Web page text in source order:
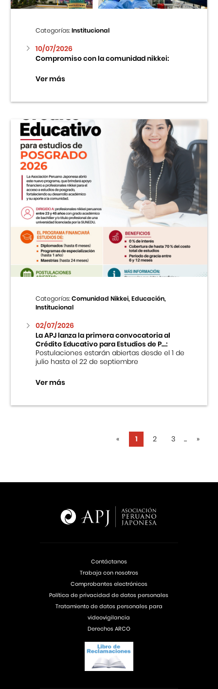
Categorías:Institucional
10/07/2026
Compromiso con la comunidad nikkei:
Ver más
Categorías:Comunidad Nikkei, Educación,
Institucional
02/07/2026
La APJ lanza la primera convocatoria al
Crédito Educativo para Estudios de P...:
Postulaciones estarán abiertas desde el 1 de
julio hasta el 22 de septiembre
Ver más
« 1 2 3 ... »
Contáctanos
Trabaja con nosotros
Comprobantes electrónicos
Política de privacidad de datos personales
Tratamiento de datos personales para
videovigilancia
Derechos ARCO